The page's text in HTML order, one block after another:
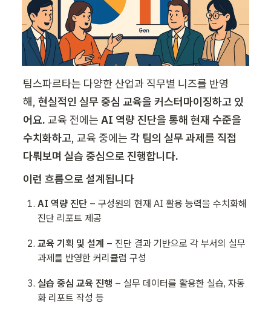
팀스파르타는 다양한 산업과 직무별 니즈를 반영
해, 현실적인 실무 중심 교육을 커스터마이징하고 있
어요. 교육 전에는 AI 역량 진단을 통해 현재 수준을
수치화하고, 교육 중에는 각 팀의 실무 과제를 직접
다뤄보며 실습 중심으로 진행합니다.
이런 흐름으로 설계됩니다
AI 역량 진단 – 구성원의 현재 AI 활용 능력을 수치화해
진단 리포트 제공
교육 기획 및 설계 – 진단 결과 기반으로 각 부서의 실무
과제를 반영한 커리큘럼 구성
실습 중심 교육 진행 – 실무 데이터를 활용한 실습, 자동
화 리포트 작성 등